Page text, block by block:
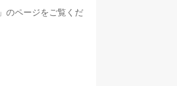
」のページをご覧くだ